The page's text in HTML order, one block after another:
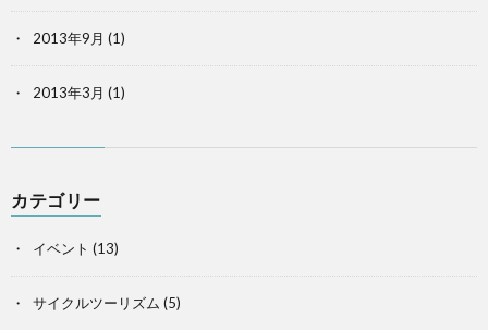
2013年9月 (1)
2013年3月 (1)
カテゴリー
イベント (13)
サイクルツーリズム (5)